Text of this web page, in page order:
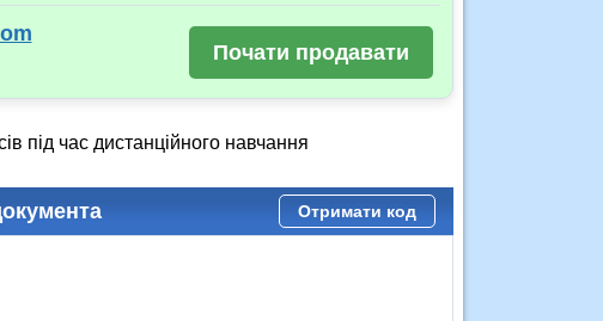
Почати продавати
під час дистанційного навчання
Отримати код